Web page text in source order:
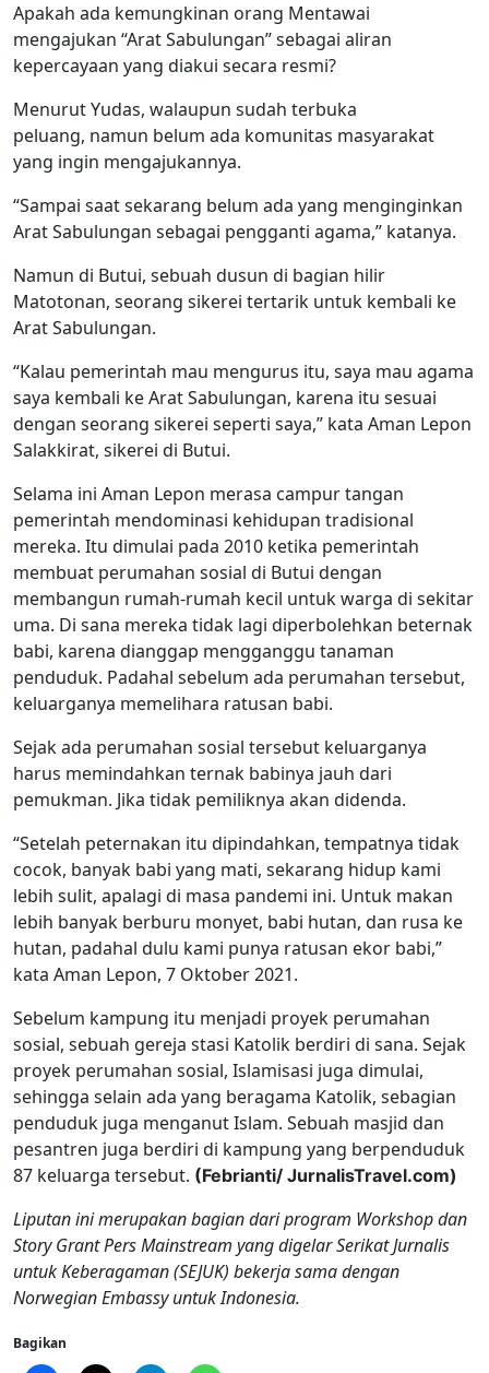
Apakah ada kemungkinan orang Mentawai
mengajukan “Arat Sabulungan” sebagai aliran
kepercayaan yang diakui secara resmi?
Menurut Yudas, walaupun sudah terbuka
peluang, namun belum ada komunitas masyarakat
yang ingin mengajukannya.
“Sampai saat sekarang belum ada yang menginginkan
Arat Sabulungan sebagai pengganti agama,” katanya.
Namun di Butui, sebuah dusun di bagian hilir
Matotonan, seorang sikerei tertarik untuk kembali ke
Arat Sabulungan.
“Kalau pemerintah mau mengurus itu, saya mau agama
saya kembali ke Arat Sabulungan, karena itu sesuai
dengan seorang sikerei seperti saya,” kata Aman Lepon
Salakkirat, sikerei di Butui.
Selama ini Aman Lepon merasa campur tangan
pemerintah mendominasi kehidupan tradisional
mereka. Itu dimulai pada 2010 ketika pemerintah
membuat perumahan sosial di Butui dengan
membangun rumah-rumah kecil untuk warga di sekitar
uma. Di sana mereka tidak lagi diperbolehkan beternak
babi, karena dianggap mengganggu tanaman
penduduk. Padahal sebelum ada perumahan tersebut,
keluarganya memelihara ratusan babi.
Sejak ada perumahan sosial tersebut keluarganya
harus memindahkan ternak babinya jauh dari
pemukman. Jika tidak pemiliknya akan didenda.
“Setelah peternakan itu dipindahkan, tempatnya tidak
cocok, banyak babi yang mati, sekarang hidup kami
lebih sulit, apalagi di masa pandemi ini. Untuk makan
lebih banyak berburu monyet, babi hutan, dan rusa ke
hutan, padahal dulu kami punya ratusan ekor babi,”
kata Aman Lepon, 7 Oktober 2021.
Sebelum kampung itu menjadi proyek perumahan
sosial, sebuah gereja stasi Katolik berdiri di sana. Sejak
proyek perumahan sosial, Islamisasi juga dimulai,
sehingga selain ada yang beragama Katolik, sebagian
penduduk juga menganut Islam. Sebuah masjid dan
pesantren juga berdiri di kampung yang berpenduduk
87 keluarga tersebut. (Febrianti/ JurnalisTravel.com)
Liputan ini merupakan bagian dari program Workshop dan
Story Grant Pers Mainstream yang digelar Serikat Jurnalis
untuk Keberagaman (SEJUK) bekerja sama dengan
Norwegian Embassy untuk Indonesia.
Bagikan